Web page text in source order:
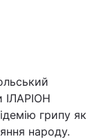
ІЛАРІОН
грипу як
народу.